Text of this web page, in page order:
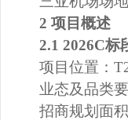
2 项目概述
2.1 2026C标
项目位置：
业态及品类
招商规划面